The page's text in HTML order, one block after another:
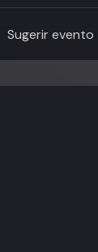
Sugerir evento